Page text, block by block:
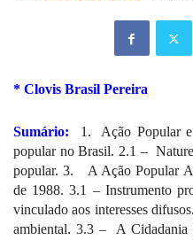
* Clovis Brasil Pereira
Sumário: 1. Ação Popular
popular no Brasil. 2.1 –
popular. 3.
A Ação Popular
de 1988.3.1 – Instrumento
vinculado aos interesses difusos.
ambiental. 3.3 –
A Cidadania